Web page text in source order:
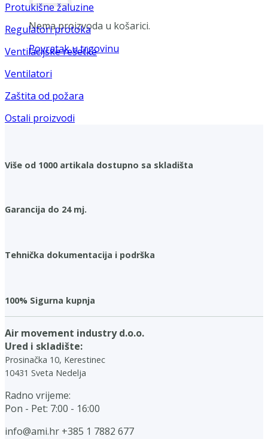
Nema proizvoda u košarici.
Povratak u trgovinu
Protukišne žaluzine
Regulatori protoka
Ventilacijske rešetke
Ventilatori
Zaštita od požara
Ostali proizvodi
Više od 1000 artikala dostupno sa skladišta
Garancija do 24 mj.
Tehnička dokumentacija i podrška
100% Sigurna kupnja
Air movement industry d.o.o.
Ured i skladište:
Prosinačka 10, Kerestinec
10431 Sveta Nedelja
Radno vrijeme:
Pon - Pet: 7:00 - 16:00
info@ami.hr +385 1 7882 677